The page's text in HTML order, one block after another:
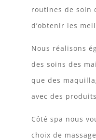
routines de soin
d’obtenir les
Nous réalisons
des soins des
que des
avec des
Côté spa nous
choix de